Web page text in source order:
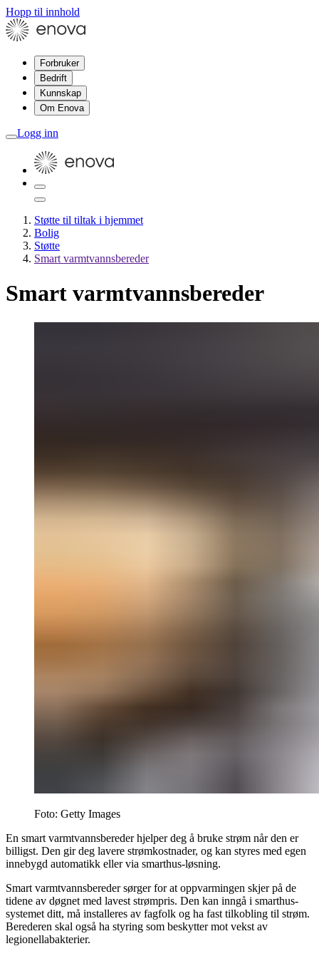
Hopp til innhold
Forbruker
Bedrift
Kunnskap
Om Enova
Logg inn
Støtte til tiltak i hjemmet
Bolig
Støtte
Smart varmtvannsbereder
Smart varmtvannsbereder
Foto: Getty Images
En smart varmtvannsbereder hjelper deg å bruke strøm når den er
billigst. Den gir deg lavere strømkostnader, og kan styres med egen
innebygd automatikk eller via smarthus-løsning.
Smart varmtvannsbereder sørger for at oppvarmingen skjer på de
tidene av døgnet med lavest strømpris. Den kan inngå i smarthus-
systemet ditt, må installeres av fagfolk og ha fast tilkobling til strøm.
Berederen skal også ha styring som beskytter mot vekst av
legionellabakterier.